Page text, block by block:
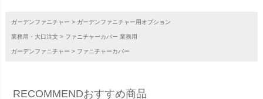
ガーデンファニチャー ガーデンファニチャー用オプション
業務用・大口注文 ファニチャーカバー 業務用
ガーデンファニチャー ファニチャーカバー
RECOMMENDおすすめ商品